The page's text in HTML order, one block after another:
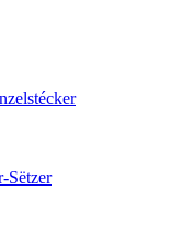
Sëtzer